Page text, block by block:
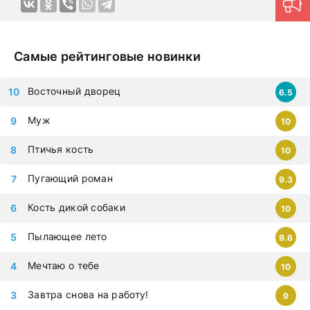
можно смотреть на любых гаджетах – iphone, android,
Самые рейтинговые новинки
Завтра снова на работу! 9
Мечтаю о тебе 10
Пылающее лето 9.6
Кость дикой собаки 10
Пугающий роман 9.3
Птичья кость 10
Муж 10
Восточный дворец 6.5